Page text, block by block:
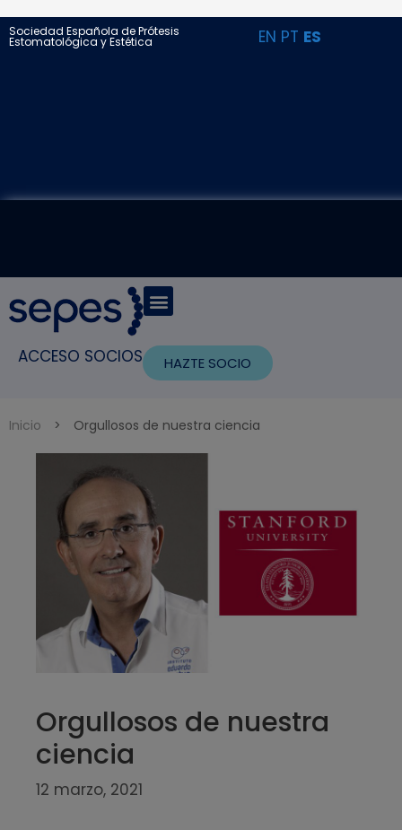
Sociedad Española de Prótesis
Estomatológica y Estética EN PT ES
ACCESO SOCIOS HAZTE SOCIO
Inicio > Orgullosos de nuestra ciencia
Orgullosos de nuestra
ciencia
12 marzo, 2021